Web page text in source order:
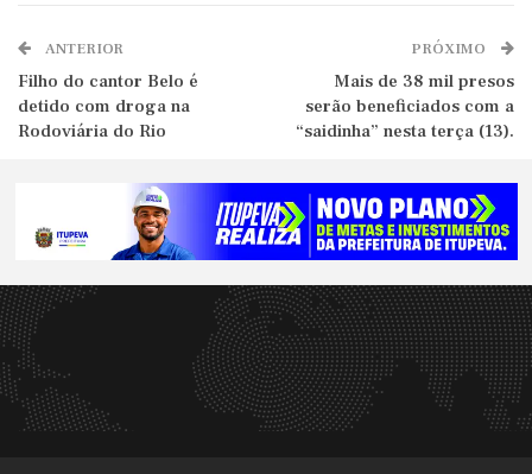
ANTERIOR
Filho do cantor Belo é
detido com droga na
Rodoviária do Rio
PRÓXIMO
Mais de 38 mil presos
serão beneficiados com a
“saidinha” nesta terça (13).